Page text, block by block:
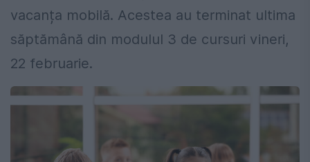
vacanța mobilă. Acestea au terminat ultima
săptămână din modulul 3 de cursuri vineri,
22 februarie.